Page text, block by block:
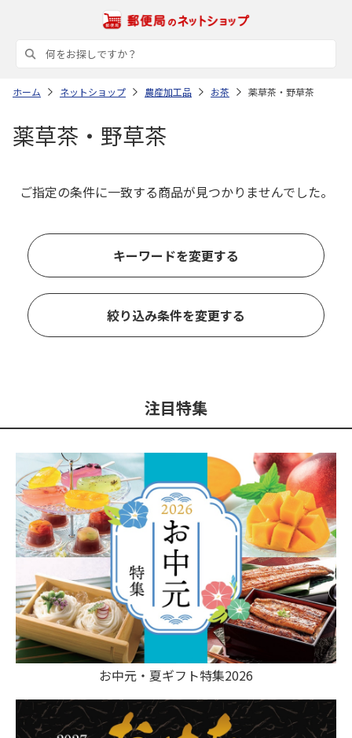
ホーム ネットショップ 農産加工品 お茶 薬草茶・野草茶
薬草茶・野草茶
ご指定の条件に一致する商品が見つかりませんでした。
キーワードを変更する
絞り込み条件を変更する
注目特集
お中元・夏ギフト特集2026